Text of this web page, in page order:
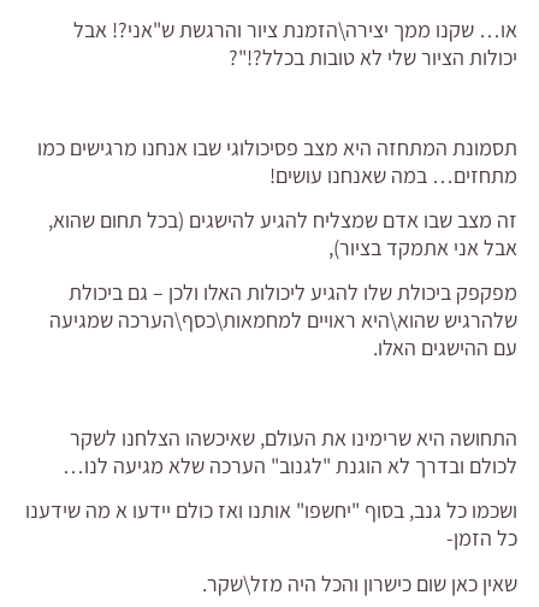
או… שקנו ממך יצירה\הזמנת ציור והרגשת ש"אני?! אבל
יכולות הציור שלי לא טובות בכלל?!"?
תסמונת המתחזה היא מצב פסיכולוגי שבו אנחנו מרגישים כמו
מתחזים… במה שאנחנו עושים!
זה מצב שבו אדם שמצליח להגיע להישגים (בכל תחום שהוא,
אבל אני אתמקד בציור),
מפקפק ביכולת שלו להגיע ליכולות האלו ולכן – גם ביכולת
שלהרגיש שהוא\היא ראויים למחמאות\כסף\הערכה שמגיעה
עם ההישגים האלו.
התחושה היא שרימינו את העולם, שאיכשהו הצלחנו לשקר
לכולם ובדרך לא הוגנת "לגנוב" הערכה שלא מגיעה לנו…
ושכמו כל גנב, בסוף "יחשפו" אותנו ואז כולם יידעו א מה שידענו
כל הזמן-
שאין כאן שום כישרון והכל היה מזל\שקר.